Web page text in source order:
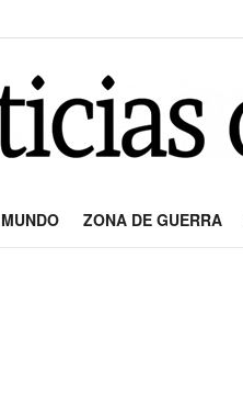
MUNDO ZONA DE GUERRA